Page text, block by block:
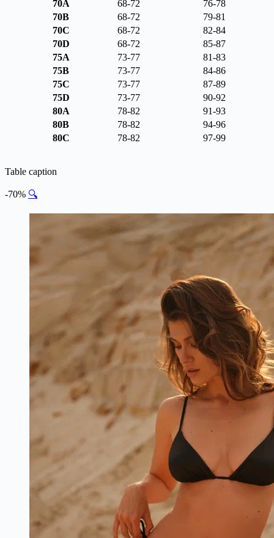
70A
68-72
76-78
70B
68-72
79-81
70C
68-72
82-84
70D
68-72
85-87
75A
73-77
81-83
75B
73-77
84-86
75C
73-77
87-89
75D
73-77
90-92
80A
78-82
91-93
80B
78-82
94-96
80C
78-82 97-99
Table caption
-70% 🔍